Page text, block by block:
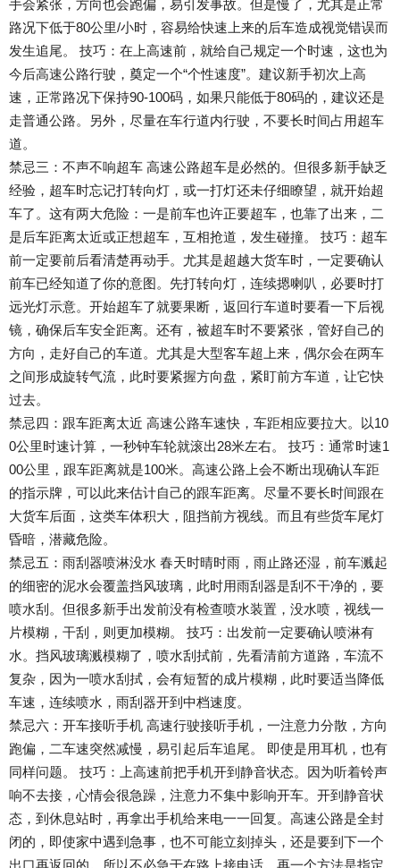
手会紧张，方向也会跑偏，易引发事故。但是慢了，尤其是正常
路况下低于80公里/小时，容易给快速上来的后车造成视觉错误而
发生追尾。 技巧：在上高速前，就给自己规定一个时速，这也为
今后高速公路行驶，奠定一个“个性速度”。建议新手初次上高
速，正常路况下保持90-100码，如果只能低于80码的，建议还是
走普通公路。另外，尽量在车行道内行驶，不要长时间占用超车
道。
禁忌三：不声不响超车 高速公路超车是必然的。但很多新手缺乏
经验，超车时忘记打转向灯，或一打灯还未仔细瞭望，就开始超
车了。这有两大危险：一是前车也许正要超车，也靠了出来，二
是后车距离太近或正想超车，互相抢道，发生碰撞。 技巧：超车
前一定要前后看清楚再动手。尤其是超越大货车时，一定要确认
前车已经知道了你的意图。先打转向灯，连续摁喇叭，必要时打
远光灯示意。开始超车了就要果断，返回行车道时要看一下后视
镜，确保后车安全距离。还有，被超车时不要紧张，管好自己的
方向，走好自己的车道。尤其是大型客车超上来，偶尔会在两车
之间形成旋转气流，此时要紧握方向盘，紧盯前方车道，让它快
过去。
禁忌四：跟车距离太近 高速公路车速快，车距相应要拉大。以10
0公里时速计算，一秒钟车轮就滚出28米左右。 技巧：通常时速1
00公里，跟车距离就是100米。高速公路上会不断出现确认车距
的指示牌，可以此来估计自己的跟车距离。尽量不要长时间跟在
大货车后面，这类车体积大，阻挡前方视线。而且有些货车尾灯
昏暗，潜藏危险。
禁忌五：雨刮器喷淋没水 春天时晴时雨，雨止路还湿，前车溅起
的细密的泥水会覆盖挡风玻璃，此时用雨刮器是刮不干净的，要
喷水刮。但很多新手出发前没有检查喷水装置，没水喷，视线一
片模糊，干刮，则更加模糊。 技巧：出发前一定要确认喷淋有
水。挡风玻璃溅模糊了，喷水刮拭前，先看清前方道路，车流不
复杂，因为一喷水刮拭，会有短暂的成片模糊，此时要适当降低
车速，连续喷水，雨刮器开到中档速度。
禁忌六：开车接听手机 高速行驶接听手机，一注意力分散，方向
跑偏，二车速突然减慢，易引起后车追尾。 即使是用耳机，也有
同样问题。 技巧：上高速前把手机开到静音状态。因为听着铃声
响不去接，心情会很急躁，注意力不集中影响开车。开到静音状
态，到休息站时，再拿出手机给来电一一回复。高速公路是全封
闭的，即使家中遇到急事，也不可能立刻掉头，还是要到下一个